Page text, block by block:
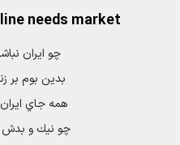
needs market
چو ايران
بدين بوم بر
همه جاي
چو نيك و بدش